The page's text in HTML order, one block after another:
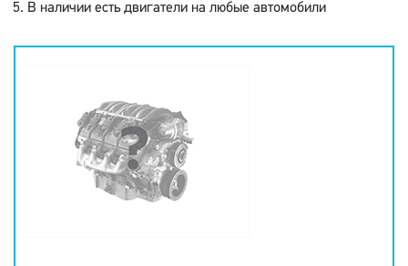
В наличии есть двигатели на любые автомобили